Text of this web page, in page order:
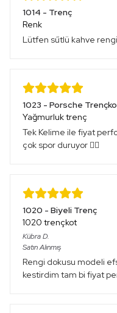
1014 - Trenç
Renk
Lütfen sűtlü kahve
1023 - Porsche
Yağmurluk trenç
Tek Kelime ile fiyat
çok spor duruyor 👍🏻
1020 - Biyeli Trenç
1020 trençkot
KübraD.
Satın Alınmış
Rengi dokusu modeli
kestirdim tam bi fiyat